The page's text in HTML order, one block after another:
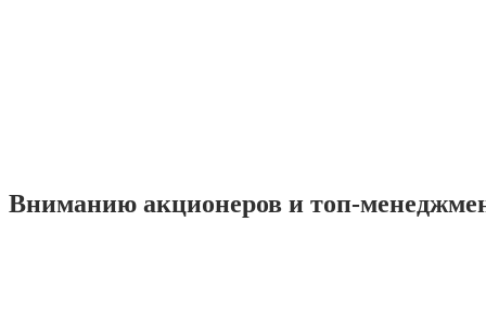
Вниманию акционеров и топ-